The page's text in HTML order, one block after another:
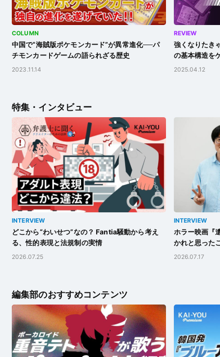
COLUMN
中国で“海賊版ポケモンカード”が異常進化──パ
チモンカードゲームの語られざる歴史
2023.11.14
REVIEW
強くなりたき
の基本構造を
2025.04.12
特集・インタビュー
INTERVIEW
どこから“わいせつ”なの？ Fantia騒動から考え
る、性的表現と法規制の実情
2026.07.25
INTERVIEW
ホラー映画『
かれと思った
2026.07.17
編集部のおすすめコンテンツ